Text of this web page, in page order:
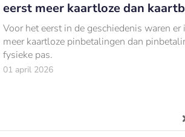
eerst meer kaartloze dan
Voor het eerst in de geschiedenis waren er
meer kaartloze pinbetalingen dan
fysieke pas.
01 april 2026